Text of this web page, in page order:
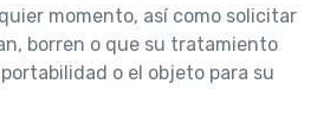
momento, así como solicitar
borren o que su tratamiento
o el objeto para su